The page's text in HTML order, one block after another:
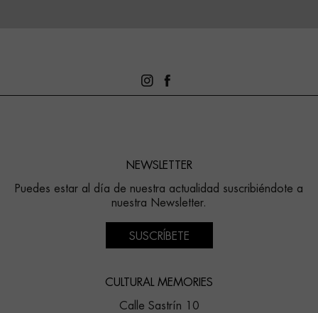
NEWSLETTER
Puedes estar al día de nuestra actualidad suscribiéndote a
nuestra Newsletter.
SUSCRÍBETE
CULTURAL MEMORIES
Calle Sastrín 10